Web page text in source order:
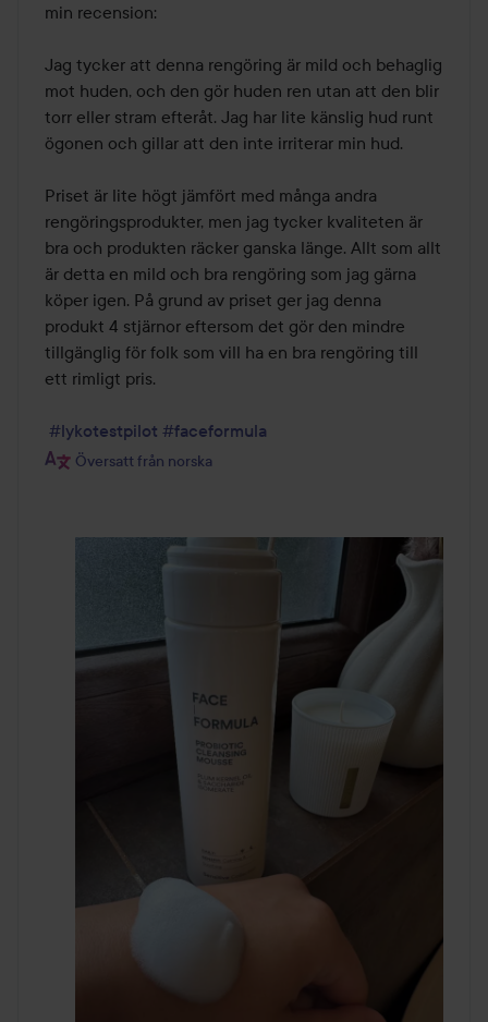
min recension:
Jag tycker att denna rengöring är mild och behaglig
mot huden, och den gör huden ren utan att den blir
torr eller stram efteråt. Jag har lite känslig hud runt
ögonen och gillar att den inte irriterar min hud.
Priset är lite högt jämfört med många andra
rengöringsprodukter, men jag tycker kvaliteten är
bra och produkten räcker ganska länge. Allt som allt
är detta en mild och bra rengöring som jag gärna
köper igen. På grund av priset ger jag denna
produkt 4 stjärnor eftersom det gör den mindre
tillgänglig för folk som vill ha en bra rengöring till
ett rimligt pris.
#lykotestpilot #faceformula
Översatt från norska